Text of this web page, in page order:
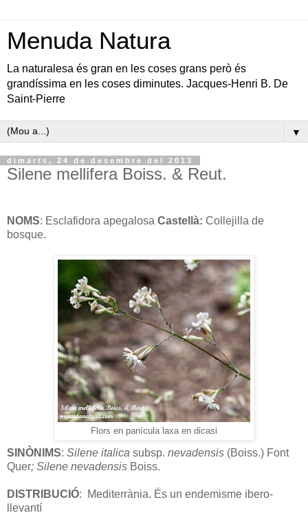
Menuda Natura
La naturalesa és gran en les coses grans però és
grandíssima en les coses diminutes. Jacques-Henri B. De
Saint-Pierre
▼
dimarts, 24 de desembre del 2013
Silene mellifera Boiss. & Reut.
NOMS: Esclafidora apegalosa Castellà: Collejilla de
bosque.
Flors en panícula laxa en dicasi
SINÒNIMS: Silene italica subsp. nevadensis (Boiss.) Font
Quer; Silene nevadensis Boiss.
DISTRIBUCIÓ:
Mediterrània. És un endemisme ibero-
llevantí